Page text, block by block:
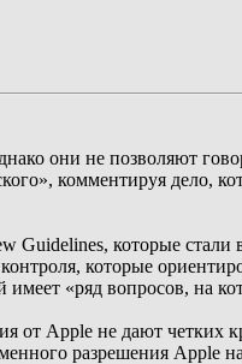
они не позволяют
комментируя дело,
Guidelines, которые
которые
«ряд вопросов, на
от Apple не дают четких
разрешения Apple